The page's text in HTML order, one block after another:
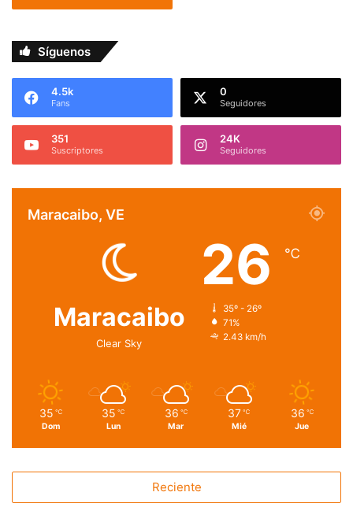
Síguenos
4.5k
Fans
0
Seguidores
351
Suscriptores
24K
Seguidores
Maracaibo, VE
Maracaibo
Clear Sky
26 ℃
35º - 26º
71%
2.43 km/h
35 ℃
Dom
35 ℃
Lun
36 ℃
Mar
37 ℃
Mié
36 ℃
Jue
Reciente